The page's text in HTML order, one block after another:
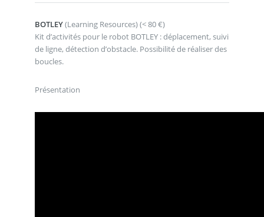
BOTLEY(Learning Resources) (< 80 €)
Kit d’activités pour le robot BOTLEY : déplacement, suivi
de ligne, détection d’obstacle. Possibilité de réaliser des
boucles.
Présentation